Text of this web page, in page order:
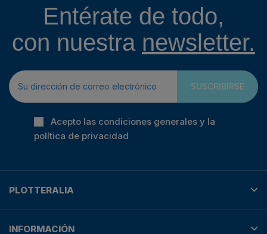
Entérate de todo,
con nuestra newsletter.
SUSCRIBIRSE
Acepto las condiciones generales y la
política de privacidad
PLOTTERALIA
INFORMACIÓN